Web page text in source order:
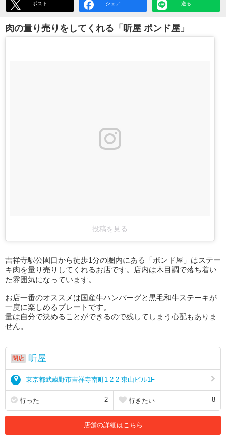
ポスト シェア 送る
肉の量り売りをしてくれる「听屋 ポンド屋」
投稿を見る
吉祥寺駅公園口から徒歩1分の圏内にある「ポンド屋」はステー
キ肉を量り売りしてくれるお店です。店内は木目調で落ち着い
た雰囲気になっています。
お店一番のオススメは国産牛ハンバーグと黒毛和牛ステーキが
一度に楽しめるプレートです。
量は自分で決めることができるので残してしまう心配もありま
せん。
閉店 听屋
東京都武蔵野市吉祥寺南町1-2-2 東山ビル1F
行った 2 行きたい 8
店舗の詳細はこちら